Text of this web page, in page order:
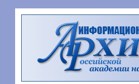
Перейти к основному содержанию